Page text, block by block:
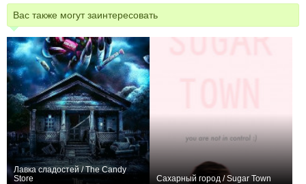
Вас также могут заинтересовать
Лавка сладостей / The Candy
Store
Сахарный город / Sugar Town